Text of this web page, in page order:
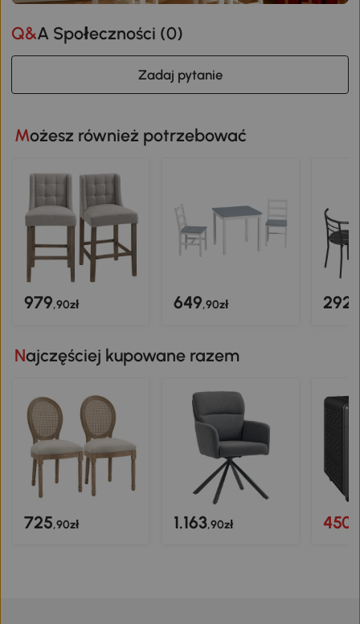
Q&A Społeczności (0)
Zadaj pytanie
Możesz również potrzebować
979,90zł 649,90zł 292
Najczęściej kupowane razem
725,90zł 1.163,90zł 450